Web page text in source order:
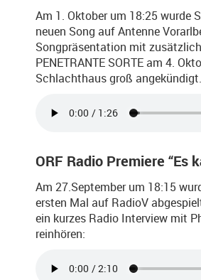
Am 1. Oktober um 18:25 wurde
neuen Song auf Antenne
Songpräsentation mit
PENETRANTE SORTE am 4.
Schlachthaus groß angekündigt.
ORF Radio Premiere “Es
Am 27.September um 18:15
ersten Mal auf RadioV
ein kurzes Radio Interview mit
reinhören: